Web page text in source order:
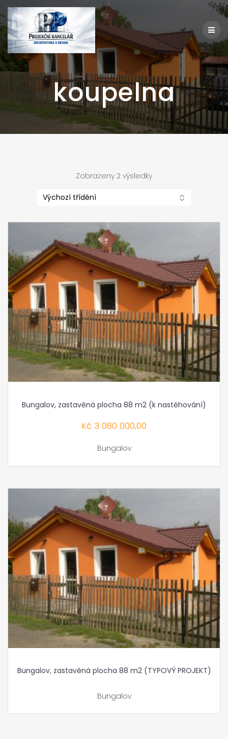
na
obsah
koupelna
Zobrazeny 2 výsledky
Bungalov, zastavěná plocha 88 m2 (k nastěhování)
Kč 3 080 000,00
Bungalov
Bungalov, zastavěná plocha 88 m2 (TYPOVÝ PROJEKT)
Bungalov